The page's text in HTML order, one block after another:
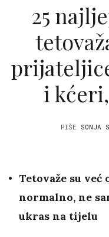
25
i
PIŠE SONJA
Tetovaže su već
normalno, ne
ukras na tijelu